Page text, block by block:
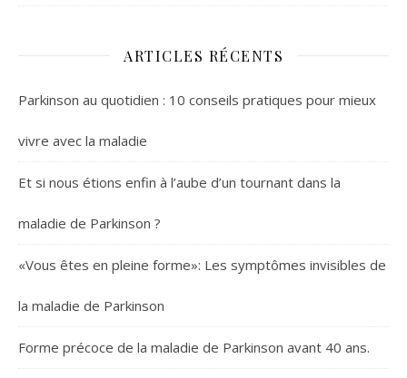
ARTICLES RÉCENTS
Parkinson au quotidien : 10 conseils pratiques pour mieux
vivre avec la maladie
Et si nous étions enfin à l’aube d’un tournant dans la
maladie de Parkinson ?
«Vous êtes en pleine forme»: Les symptômes invisibles de
la maladie de Parkinson
Forme précoce de la maladie de Parkinson avant 40 ans.